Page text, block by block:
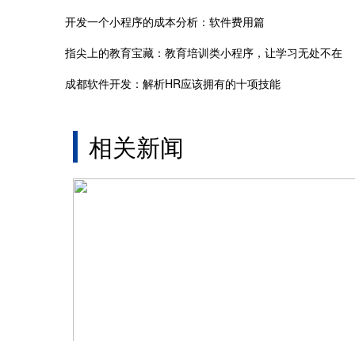
开发一个小程序的成本分析：软件费用篇
指尖上的教育宝藏：教育培训类小程序，让学习无处不在
成都软件开发：解析HR应该拥有的十项技能
相关新闻